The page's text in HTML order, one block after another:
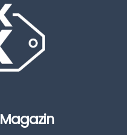
Magazin